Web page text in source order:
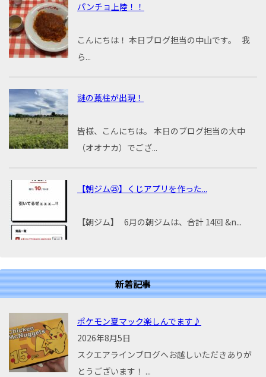
パンチョ上陸！！
こんにちは！ 本日ブログ担当の中山です。 我
ら...
謎の藁柱が出現！
皆様、こんにちは。 本日のブログ担当の大中
（オオナカ）でござ...
【朝ジム㉕】くじアプリを作った...
【朝ジム】 6月の朝ジムは、合計 14回 &n...
新着記事
ポケモン夏マック楽しんでます♪
2026年8月5日
スクエアラインブログへお越しいただきありが
とうございます！ ...